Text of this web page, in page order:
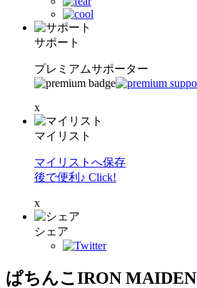
サポート
プレミアムサポーター
x
マイリスト
マイリストへ保存
後で便利♪ Click!
x
シェア
ぱちんこIRON MAIDEN